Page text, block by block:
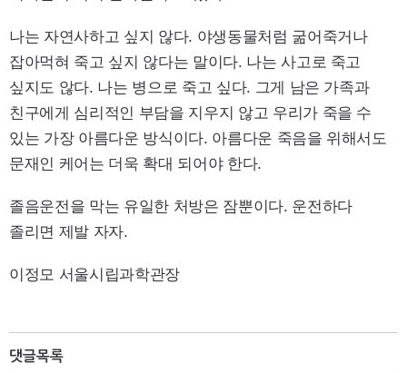
나는 자연사하고 싶지 않다. 야생동물처럼 굶어죽거나
잡아먹혀 죽고 싶지 않다는 말이다. 나는 사고로 죽고
싶지도 않다. 나는 병으로 죽고 싶다. 그게 남은 가족과
친구에게 심리적인 부담을 지우지 않고 우리가 죽을 수
있는 가장 아름다운 방식이다. 아름다운 죽음을 위해서도
문재인 케어는 더욱 확대 되어야 한다.
졸음운전을 막는 유일한 처방은 잠뿐이다. 운전하다
졸리면 제발 자자.
이정모 서울시립과학관장
댓글목록